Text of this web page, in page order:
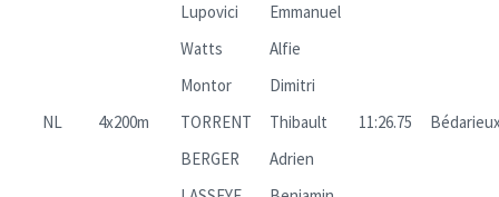
Lupovici
Emmanuel
Watts
Alfie
Montor
Dimitri
NL
4x200m TORRENT Thibault 11:26.75
BERGER
Adrien